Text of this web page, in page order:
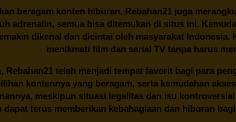
beragam konten hiburan, Rebahan21 juga
adrenalin, semua bisa ditemukan di situs ini.
dikenal dan dicintai oleh masyarakat
menikmati film dan serial TV tanpa harus
Rebahan21 telah menjadi tempat favorit bagi para
kontennya yang beragam, serta kemudahan
meskipun situasi legalitas dan isu
dapat terus memberikan kebahagiaan dan hiburan